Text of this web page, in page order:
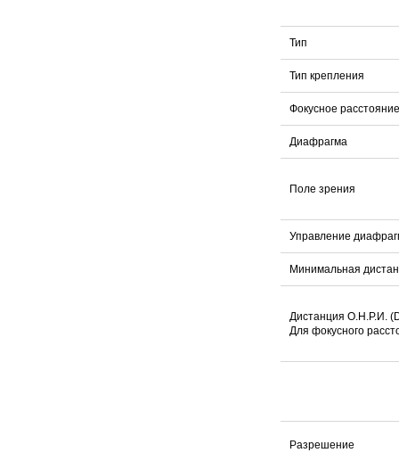
Тип
Тип крепления
Фокусное расстояние
Диафрагма
Поле зрения
Управление
Минимальная
Дистанция О.Н.Р.И.
Для фокусного
Разрешение